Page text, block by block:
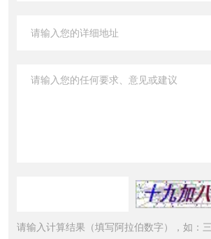
请输入计算结果（填写阿拉伯数字），如：